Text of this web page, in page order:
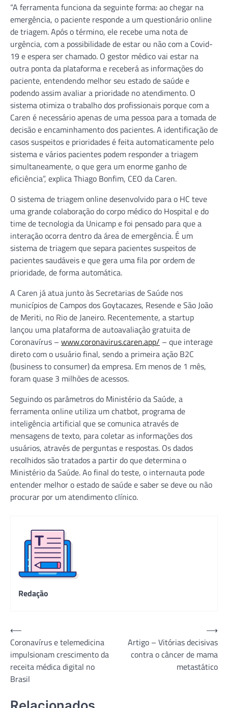
“A ferramenta funciona da seguinte forma: ao chegar na
emergência, o paciente responde a um questionário online
de triagem. Após o término, ele recebe uma nota de
urgência, com a possibilidade de estar ou não com a Covid-
19 e espera ser chamado. O gestor médico vai estar na
outra ponta da plataforma e receberá as informações do
paciente, entendendo melhor seu estado de saúde e
podendo assim avaliar a prioridade no atendimento. O
sistema otimiza o trabalho dos profissionais porque com a
Caren é necessário apenas de uma pessoa para a tomada de
decisão e encaminhamento dos pacientes. A identificação de
casos suspeitos e prioridades é feita automaticamente pelo
sistema e vários pacientes podem responder a triagem
simultaneamente, o que gera um enorme ganho de
eficiência”, explica Thiago Bonfim, CEO da Caren.
O sistema de triagem online desenvolvido para o HC teve
uma grande colaboração do corpo médico do Hospital e do
time de tecnologia da Unicamp e foi pensado para que a
interação ocorra dentro da área de emergência. É um
sistema de triagem que separa pacientes suspeitos de
pacientes saudáveis e que gera uma fila por ordem de
prioridade, de forma automática.
A Caren já atua junto às Secretarias de Saúde nos
municípios de Campos dos Goytacazes, Resende e São João
de Meriti, no Rio de Janeiro. Recentemente, a startup
lançou uma plataforma de autoavaliação gratuita de
Coronavírus – www.coronavirus.caren.app/ – que interage
direto com o usuário final, sendo a primeira ação B2C
(business to consumer) da empresa. Em menos de 1 mês,
foram quase 3 milhões de acessos.
Seguindo os parâmetros do Ministério da Saúde, a
ferramenta online utiliza um chatbot, programa de
inteligência artificial que se comunica através de
mensagens de texto, para coletar as informações dos
usuários, através de perguntas e respostas. Os dados
recolhidos são tratados a partir do que determina o
Ministério da Saúde. Ao final do teste, o internauta pode
entender melhor o estado de saúde e saber se deve ou não
procurar por um atendimento clínico.
Redação
Navegação
de
Post
⟵
Coronavírus e telemedicina
impulsionam crescimento da
receita médica digital no
Brasil
Artigo – Vitórias decisivas
contra o câncer de mama
metastático
⟶